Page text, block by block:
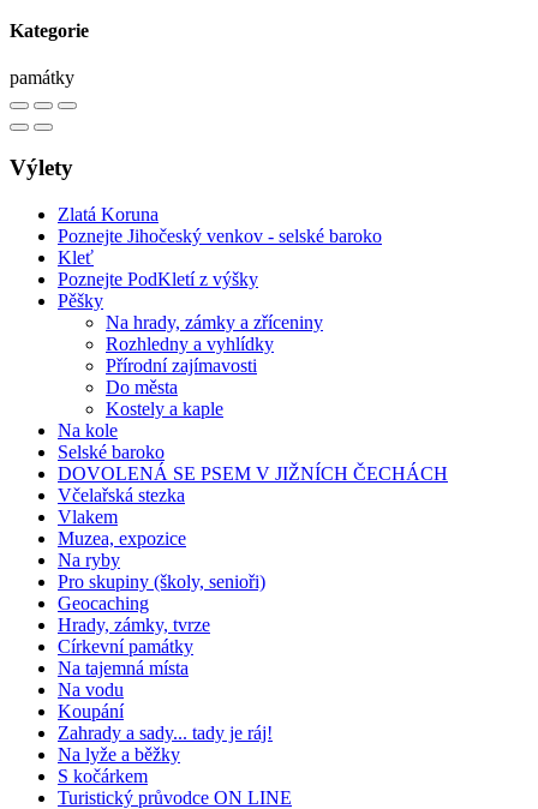
Kategorie
památky
Výlety
Zlatá Koruna
Poznejte Jihočeský venkov - selské baroko
Kleť
Poznejte PodKletí z výšky
Pěšky
Na hrady, zámky a zříceniny
Rozhledny a vyhlídky
Přírodní zajímavosti
Do města
Kostely a kaple
Na kole
Selské baroko
DOVOLENÁ SE PSEM V JIŽNÍCH ČECHÁCH
Včelařská stezka
Vlakem
Muzea, expozice
Na ryby
Pro skupiny (školy, senioři)
Geocaching
Hrady, zámky, tvrze
Církevní památky
Na tajemná místa
Na vodu
Koupání
Zahrady a sady... tady je ráj!
Na lyže a běžky
S kočárkem
Turistický průvodce ON LINE